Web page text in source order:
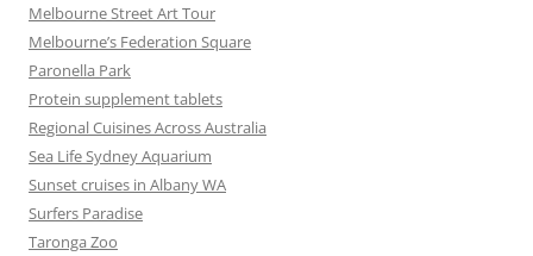
Melbourne Street Art Tour
Melbourne’s Federation Square
Paronella Park
Protein supplement tablets
Regional Cuisines Across Australia
Sea Life Sydney Aquarium
Sunset cruises in Albany WA
Surfers Paradise
Taronga Zoo